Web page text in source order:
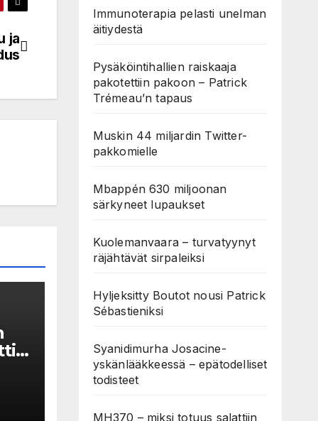
ja
Immunoterapia pelasti unelman
äitiydestä
Pysäköintihallien raiskaaja
pakotettiin pakoon – Patrick
Trémeau’n tapaus
Muskin 44 miljardin Twitter-
pakkomielle
Mbappén 630 miljoonan
särkyneet lupaukset
Kuolemanvaara – turvatyynyt
räjähtävät sirpaleiksi
Hyljeksitty Boutot nousi Patrick
Sébastieniksi
Syanidimurha Josacine-
yskänlääkkeessä – epätodelliset
todisteet
MH370 – miksi totuus salattiin